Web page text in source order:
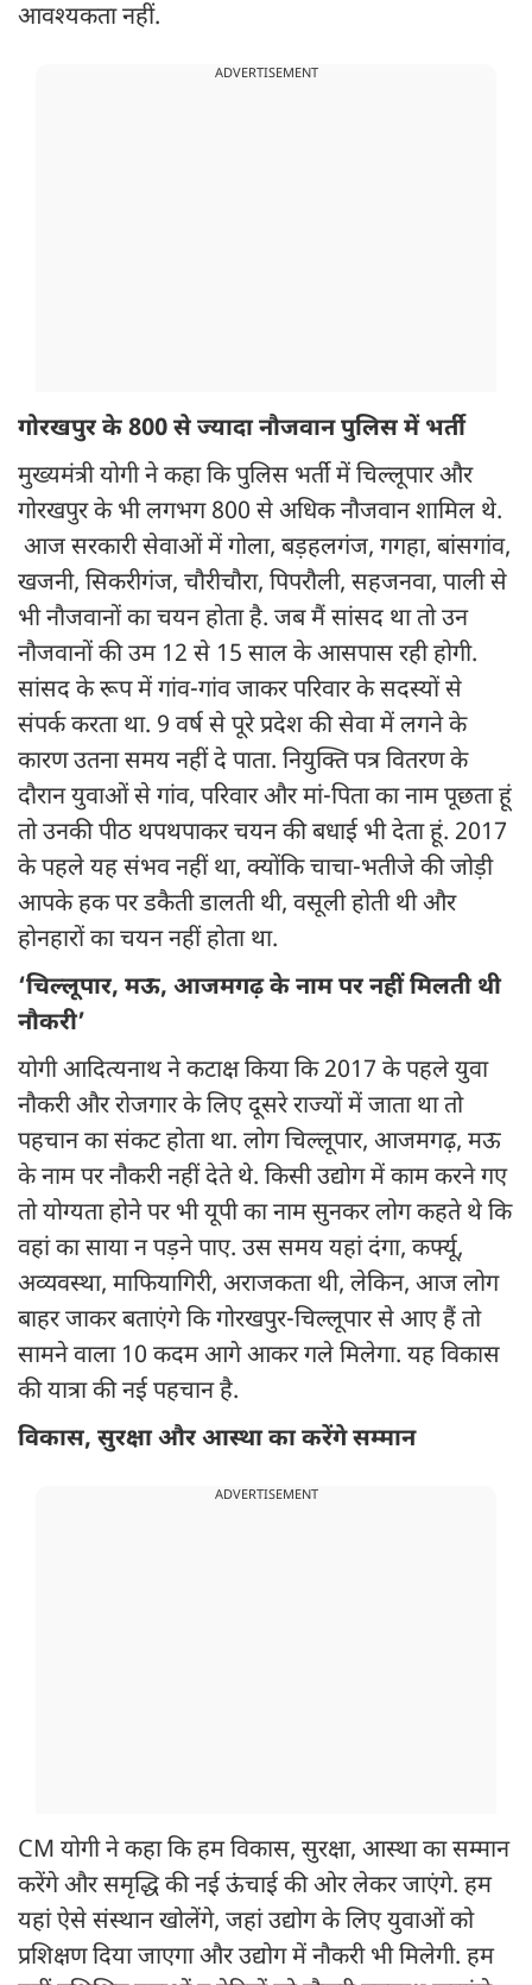
आवश्यकता नहीं.
ADVERTISEMENT
गोरखपुर के 800 से ज्यादा नौजवान पुलिस में भर्ती
मुख्यमंत्री योगी ने कहा कि पुलिस भर्ती में चिल्लूपार और
गोरखपुर के भी लगभग 800 से अधिक नौजवान शामिल थे.
आज सरकारी सेवाओं में गोला, बड़हलगंज, गगहा, बांसगांव,
खजनी, सिकरीगंज, चौरीचौरा, पिपरौली, सहजनवा, पाली से
भी नौजवानों का चयन होता है. जब मैं सांसद था तो उन
नौजवानों की उम 12 से 15 साल के आसपास रही होगी.
सांसद के रूप में गांव-गांव जाकर परिवार के सदस्यों से
संपर्क करता था. 9 वर्ष से पूरे प्रदेश की सेवा में लगने के
कारण उतना समय नहीं दे पाता. नियुक्ति पत्र वितरण के
दौरान युवाओं से गांव, परिवार और मां-पिता का नाम पूछता हूं
तो उनकी पीठ थपथपाकर चयन की बधाई भी देता हूं. 2017
के पहले यह संभव नहीं था, क्योंकि चाचा-भतीजे की जोड़ी
आपके हक पर डकैती डालती थी, वसूली होती थी और
होनहारों का चयन नहीं होता था.
‘चिल्लूपार, मऊ, आजमगढ़ के नाम पर नहीं मिलती थी
नौकरी’
योगी आदित्यनाथ ने कटाक्ष किया कि 2017 के पहले युवा
नौकरी और रोजगार के लिए दूसरे राज्यों में जाता था तो
पहचान का संकट होता था. लोग चिल्लूपार, आजमगढ़, मऊ
के नाम पर नौकरी नहीं देते थे. किसी उद्योग में काम करने गए
तो योग्यता होने पर भी यूपी का नाम सुनकर लोग कहते थे कि
वहां का साया न पड़ने पाए. उस समय यहां दंगा, कर्फ्यू,
अव्यवस्था, माफियागिरी, अराजकता थी, लेकिन, आज लोग
बाहर जाकर बताएंगे कि गोरखपुर-चिल्लूपार से आए हैं तो
सामने वाला 10 कदम आगे आकर गले मिलेगा. यह विकास
की यात्रा की नई पहचान है.
विकास, सुरक्षा और आस्था का करेंगे सम्मान
ADVERTISEMENT
CM योगी ने कहा कि हम विकास, सुरक्षा, आस्था का सम्मान
करेंगे और समृद्धि की नई ऊंचाई की ओर लेकर जाएंगे. हम
यहां ऐसे संस्थान खोलेंगे, जहां उद्योग के लिए युवाओं को
प्रशिक्षण दिया जाएगा और उद्योग में नौकरी भी मिलेगी. हम